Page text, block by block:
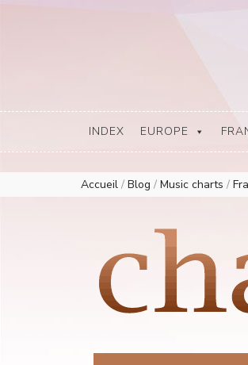
Europe Airplay Charts Radios Music Worldwide
European Music Charts plus USA
INDEX EUROPE
Accueil / Blog / Music charts /